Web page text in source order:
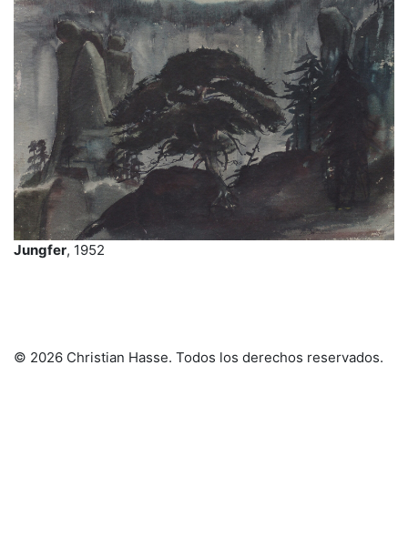
Jungfer, 1952
© 2026 Christian Hasse. Todos los derechos reservados.